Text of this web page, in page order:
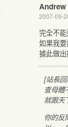
Andrew
2007-09-
完全不
如果我
據此做
[站長
查母體
就跟天
你的反